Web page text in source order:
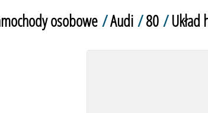
osobowe/Audi/80/